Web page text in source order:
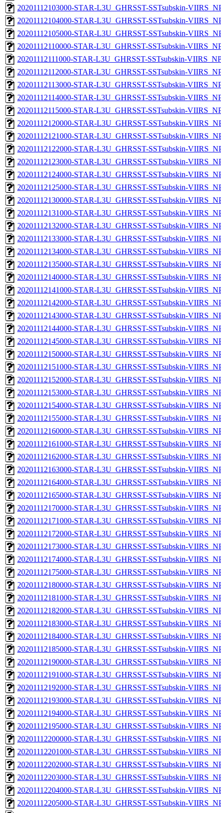
20201112103000-STAR-L3U_GHRSST-SSTsubskin-
20201112104000-STAR-L3U_GHRSST-SSTsubskin-
20201112105000-STAR-L3U_GHRSST-SSTsubskin-
20201112110000-STAR-L3U_GHRSST-SSTsubskin-
20201112111000-STAR-L3U_GHRSST-SSTsubskin-
20201112112000-STAR-L3U_GHRSST-SSTsubskin-
20201112113000-STAR-L3U_GHRSST-SSTsubskin-
20201112114000-STAR-L3U_GHRSST-SSTsubskin-
20201112115000-STAR-L3U_GHRSST-SSTsubskin-
20201112120000-STAR-L3U_GHRSST-SSTsubskin-
20201112121000-STAR-L3U_GHRSST-SSTsubskin-
20201112122000-STAR-L3U_GHRSST-SSTsubskin-
20201112123000-STAR-L3U_GHRSST-SSTsubskin-
20201112124000-STAR-L3U_GHRSST-SSTsubskin-
20201112125000-STAR-L3U_GHRSST-SSTsubskin-
20201112130000-STAR-L3U_GHRSST-SSTsubskin-
20201112131000-STAR-L3U_GHRSST-SSTsubskin-
20201112132000-STAR-L3U_GHRSST-SSTsubskin-
20201112133000-STAR-L3U_GHRSST-SSTsubskin-
20201112134000-STAR-L3U_GHRSST-SSTsubskin-
20201112135000-STAR-L3U_GHRSST-SSTsubskin-
20201112140000-STAR-L3U_GHRSST-SSTsubskin-
20201112141000-STAR-L3U_GHRSST-SSTsubskin-
20201112142000-STAR-L3U_GHRSST-SSTsubskin-
20201112143000-STAR-L3U_GHRSST-SSTsubskin-
20201112144000-STAR-L3U_GHRSST-SSTsubskin-
20201112145000-STAR-L3U_GHRSST-SSTsubskin-
20201112150000-STAR-L3U_GHRSST-SSTsubskin-
20201112151000-STAR-L3U_GHRSST-SSTsubskin-
20201112152000-STAR-L3U_GHRSST-SSTsubskin-
20201112153000-STAR-L3U_GHRSST-SSTsubskin-
20201112154000-STAR-L3U_GHRSST-SSTsubskin-
20201112155000-STAR-L3U_GHRSST-SSTsubskin-
20201112160000-STAR-L3U_GHRSST-SSTsubskin-
20201112161000-STAR-L3U_GHRSST-SSTsubskin-
20201112162000-STAR-L3U_GHRSST-SSTsubskin-
20201112163000-STAR-L3U_GHRSST-SSTsubskin-
20201112164000-STAR-L3U_GHRSST-SSTsubskin-
20201112165000-STAR-L3U_GHRSST-SSTsubskin-
20201112170000-STAR-L3U_GHRSST-SSTsubskin-
20201112171000-STAR-L3U_GHRSST-SSTsubskin-
20201112172000-STAR-L3U_GHRSST-SSTsubskin-
20201112173000-STAR-L3U_GHRSST-SSTsubskin-
20201112174000-STAR-L3U_GHRSST-SSTsubskin-
20201112175000-STAR-L3U_GHRSST-SSTsubskin-
20201112180000-STAR-L3U_GHRSST-SSTsubskin-
20201112181000-STAR-L3U_GHRSST-SSTsubskin-
20201112182000-STAR-L3U_GHRSST-SSTsubskin-
20201112183000-STAR-L3U_GHRSST-SSTsubskin-
20201112184000-STAR-L3U_GHRSST-SSTsubskin-
20201112185000-STAR-L3U_GHRSST-SSTsubskin-
20201112190000-STAR-L3U_GHRSST-SSTsubskin-
20201112191000-STAR-L3U_GHRSST-SSTsubskin-
20201112192000-STAR-L3U_GHRSST-SSTsubskin-
20201112193000-STAR-L3U_GHRSST-SSTsubskin-
20201112194000-STAR-L3U_GHRSST-SSTsubskin-
20201112195000-STAR-L3U_GHRSST-SSTsubskin-
20201112200000-STAR-L3U_GHRSST-SSTsubskin-
20201112201000-STAR-L3U_GHRSST-SSTsubskin-
20201112202000-STAR-L3U_GHRSST-SSTsubskin-
20201112203000-STAR-L3U_GHRSST-SSTsubskin-
20201112204000-STAR-L3U_GHRSST-SSTsubskin-
20201112205000-STAR-L3U_GHRSST-SSTsubskin-